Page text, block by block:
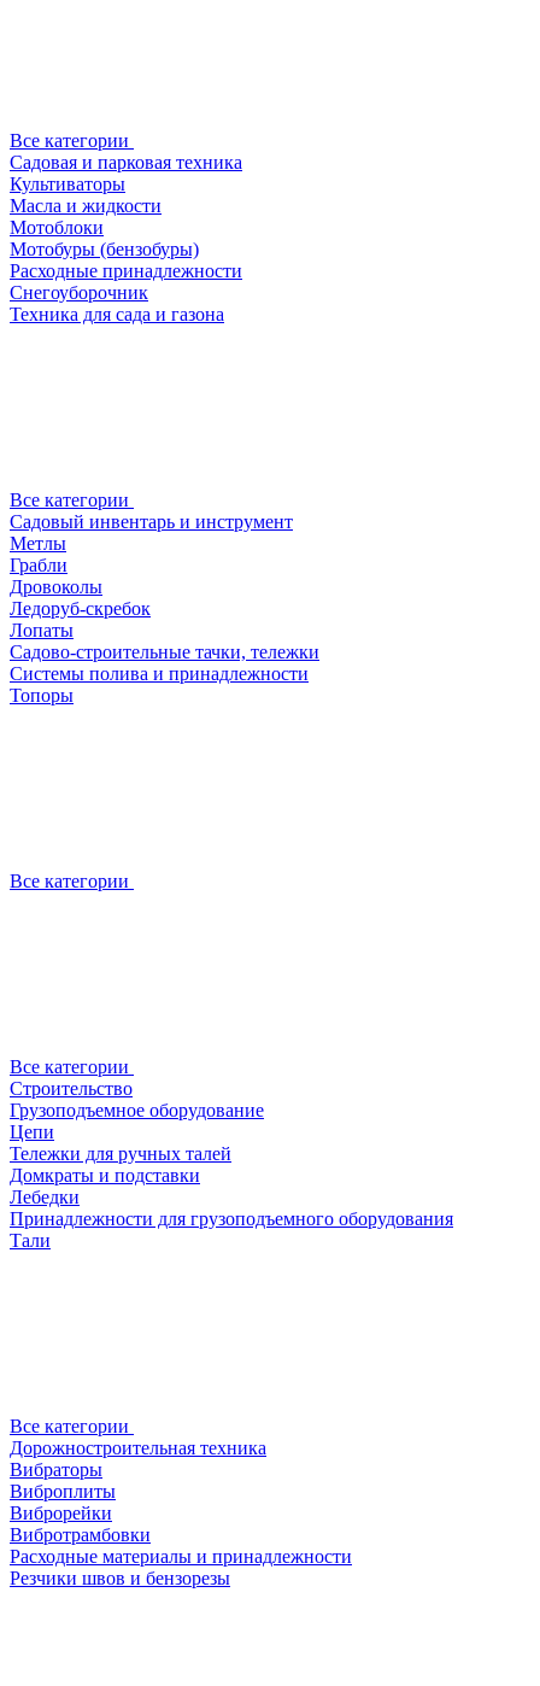
Все категории
Садовая и парковая техника
Культиваторы
Масла и жидкости
Мотоблоки
Мотобуры (бензобуры)
Расходные принадлежности
Снегоуборочник
Техника для сада и газона
Все категории
Садовый инвентарь и инструмент
Метлы
Грабли
Дровоколы
Ледоруб-скребок
Лопаты
Садово-строительные тачки, тележки
Системы полива и принадлежности
Топоры
Все категории
Все категории
Строительство
Грузоподъемное оборудование
Цепи
Тележки для ручных талей
Домкраты и подставки
Лебедки
Принадлежности для грузоподъемного оборудования
Тали
Все категории
Дорожностроительная техника
Вибраторы
Виброплиты
Виброрейки
Вибротрамбовки
Расходные материалы и принадлежности
Резчики швов и бензорезы